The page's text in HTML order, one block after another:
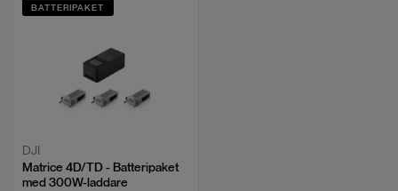
BATTERIPAKET
DJI
Matrice 4D/TD - Batteripaket
med 300W-laddare